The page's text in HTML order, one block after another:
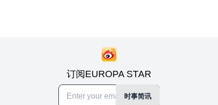
订阅EUROPA STAR
时事简讯